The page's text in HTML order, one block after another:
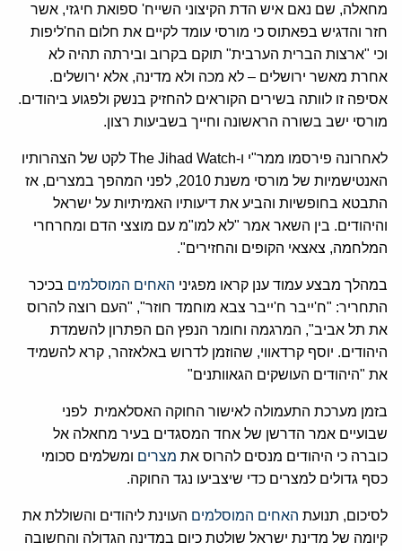
מחאלה, שם נאם איש הדת הקיצוני השייח' ספואת חיגזי, אשר
חזר והדגיש בפאתוס כי מורסי עומד לקיים את חלום הח'ליפות
וכי "ארצות הברית הערבית" תוקם בקרוב ובירתה תהיה לא
אחרת מאשר ירושלים – לא מכה ולא מדינה, אלא ירושלים.
אסיפה זו לוותה בשירים הקוראים להחזיק בנשק ולפגוע ביהודים.
מורסי ישב בשורה הראשונה וחייך בשביעות רצון.
לאחרונה פירסמו ממר"י ו-The Jihad Watch לקט של הצהרותיו
האנטישמיות של מורסי משנת 2010, לפני המהפך במצרים, אז
התבטא בחופשיות והביע את דיעותיו האמיתיות על ישראל
והיהודים. בין השאר אמר "לא למו"מ עם מוצצי הדם ומחרחרי
המלחמה, צאצאי הקופים והחזירים".
במהלך מבצע עמוד ענן קראו מפגיני האחים המוסלמים בכיכר
התחריר: "ח'ייבר ח'ייבר צבא מוחמד חוזר", "העם רוצה להרוס
את תל אביב", המרגמה וחומר הנפץ הם הפתרון להשמדת
היהודים. יוסף קרדאווי, שהוזמן לדרוש באלאזהר, קרא להשמיד
את "היהודים העושקים הגאוותנים"
בזמן מערכת התעמולה לאישור החוקה האסלאמית לפני
שבועיים אמר הדרשן של אחד המסגדים בעיר מחאלה אל
כוברה כי היהודים מנסים להרוס את מצרים ומשלמים סכומי
כסף גדולים למצרים כדי שיצביעו נגד החוקה.
לסיכום, תנועת האחים המוסלמים העוינת ליהודים והשוללת את
קיומה של מדינת ישראל שולטת כיום במדינה הגדולה והחשובה